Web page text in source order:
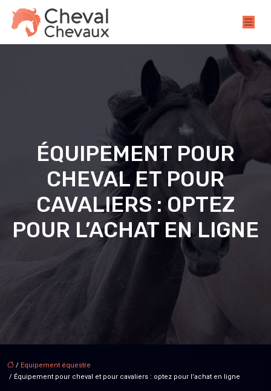
ÉQUIPEMENT POUR
CHEVAL ET POUR
CAVALIERS : OPTEZ
POUR L’ACHAT EN LIGNE
/ Equipement équestre
/ Équipement pour cheval et pour cavaliers : optez pour l’achat en ligne